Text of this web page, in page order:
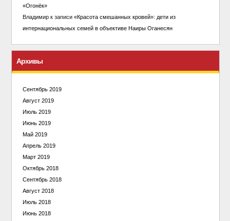
«Огонёк»
Владимирк записи «Красота смешанных кровей»: дети из
интернациональных семей в объективе Наиры Оганесян
Архивы
Сентябрь 2019
Август 2019
Июль 2019
Июнь 2019
Май 2019
Апрель 2019
Март 2019
Октябрь 2018
Сентябрь 2018
Август 2018
Июль 2018
Июнь 2018